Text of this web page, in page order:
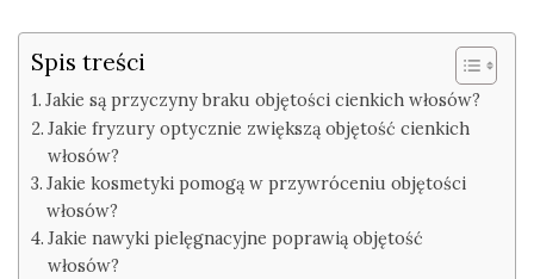
Spis treści
Jakie są przyczyny braku objętości cienkich włosów?
Jakie fryzury optycznie zwiększą objętość cienkich
włosów?
Jakie kosmetyki pomogą w przywróceniu objętości
włosów?
Jakie nawyki pielęgnacyjne poprawią objętość
włosów?